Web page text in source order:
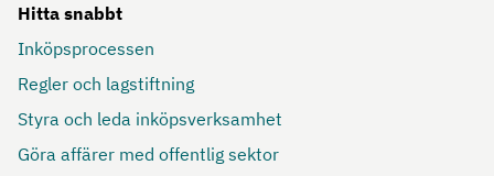
Hitta snabbt
Inköpsprocessen
Regler och lagstiftning
Styra och leda inköpsverksamhet
Göra affärer med offentlig sektor